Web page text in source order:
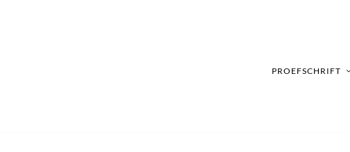
PROEFSCHRIFT